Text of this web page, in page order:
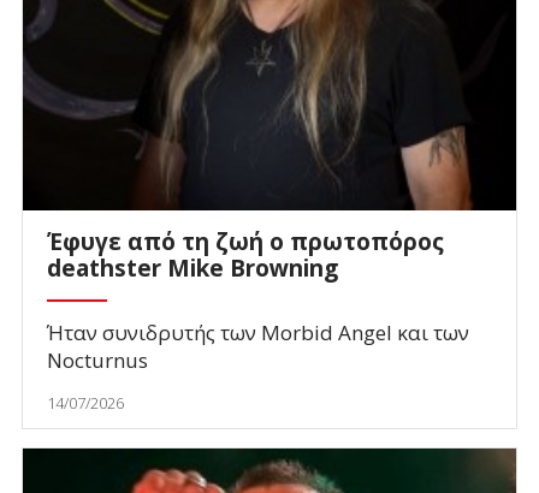
Έφυγε από τη ζωή ο πρωτοπόρος
deathster Mike Browning
Ήταν συνιδρυτής των Morbid Angel και των
Nocturnus
14/07/2026